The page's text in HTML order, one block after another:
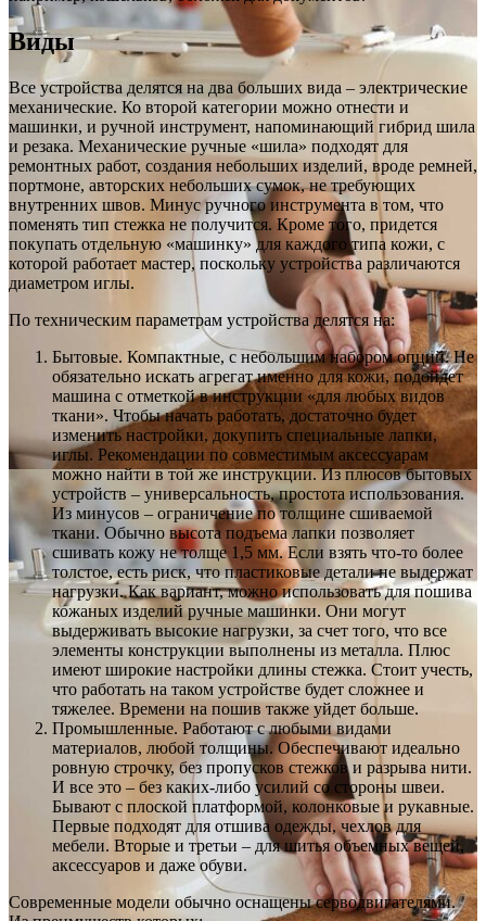
Виды
Все устройства делятся на два больших вида – электрические
механические. Ко второй категории можно отнести и
машинки, и ручной инструмент, напоминающий гибрид шила
и резака. Механические ручные «шила» подходят для
ремонтных работ, создания небольших изделий, вроде ремней,
портмоне, авторских небольших сумок, не требующих
внутренних швов. Минус ручного инструмента в том, что
поменять тип стежка не получится. Кроме того, придется
покупать отдельную «машинку» для каждого типа кожи, с
которой работает мастер, поскольку устройства различаются
диаметром иглы.
По техническим параметрам устройства делятся на:
Бытовые. Компактные, с небольшим набором опций. Не
обязательно искать агрегат именно для кожи, подойдет
машина с отметкой в инструкции «для любых видов
ткани». Чтобы начать работать, достаточно будет
изменить настройки, докупить специальные лапки,
иглы. Рекомендации по совместимым аксессуарам
можно найти в той же инструкции. Из плюсов бытовых
устройств – универсальность, простота использования.
Из минусов – ограничение по толщине сшиваемой
ткани. Обычно высота подъема лапки позволяет
сшивать кожу не толще 1,5 мм. Если взять что-то более
толстое, есть риск, что пластиковые детали не выдержат
нагрузки. Как вариант, можно использовать для пошива
кожаных изделий ручные машинки. Они могут
выдерживать высокие нагрузки, за счет того, что все
элементы конструкции выполнены из металла. Плюс
имеют широкие настройки длины стежка. Стоит учесть,
что работать на таком устройстве будет сложнее и
тяжелее. Времени на пошив также уйдет больше.
Промышленные. Работают с любыми видами
материалов, любой толщины. Обеспечивают идеально
ровную строчку, без пропусков стежков и разрыва нити.
И все это – без каких-либо усилий со стороны швеи.
Бывают с плоской платформой, колонковые и рукавные.
Первые подходят для отшива одежды, чехлов для
мебели. Вторые и третьи – для шитья объемных вещей,
аксессуаров и даже обуви.
Современные модели обычно оснащены серводвигателями.